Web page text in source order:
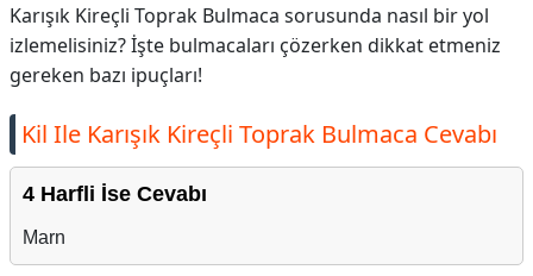
Karışık Kireçli Toprak Bulmaca sorusunda nasıl bir yol
izlemelisiniz? İşte bulmacaları çözerken dikkat etmeniz
gereken bazı ipuçları!
Kil Ile Karışık Kireçli Toprak Bulmaca Cevabı
4 Harfli İse Cevabı
Marn